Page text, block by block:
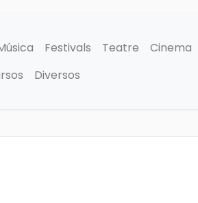
Festivals Teatre Cinema
Diversos